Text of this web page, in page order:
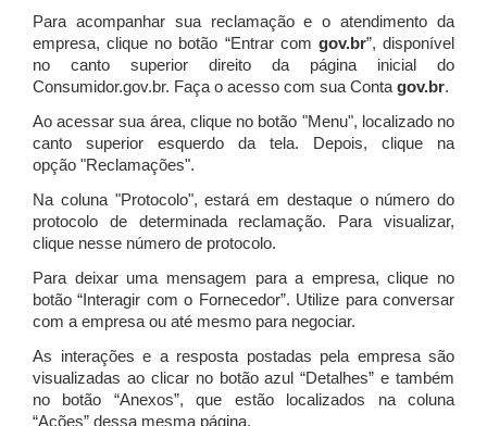
Para acompanhar sua reclamação e o atendimento da
empresa, clique no botão “Entrar com gov.br”, disponível
no canto superior direito da página inicial do
Consumidor.gov.br. Faça o acesso com sua Contagov.br.
Ao acessar sua área, clique no botão "Menu", localizado no
canto superior esquerdo da tela. Depois, clique na
opção "Reclamações".
Na coluna "Protocolo", estará em destaque o número do
protocolo de determinada reclamação. Para visualizar,
clique nesse número de protocolo.
Para deixar uma mensagem para a empresa, clique no
botão “Interagir com o Fornecedor”. Utilize para conversar
com a empresa ou até mesmo para negociar.
As interações e a resposta postadas pela empresa são
visualizadas ao clicar no botão azul “Detalhes” e também
no botão “Anexos”, que estão localizados na coluna
“Ações” dessa mesma página.